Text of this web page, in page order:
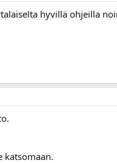
hyvillä ohjeilla
katsomaan.